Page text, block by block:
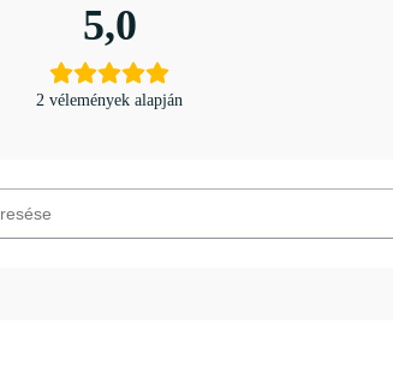
5,0
2 vélemények alapján